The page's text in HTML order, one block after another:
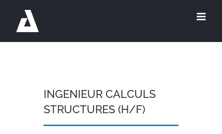
contenu
INGENIEUR CALCULS
STRUCTURES (H/F)